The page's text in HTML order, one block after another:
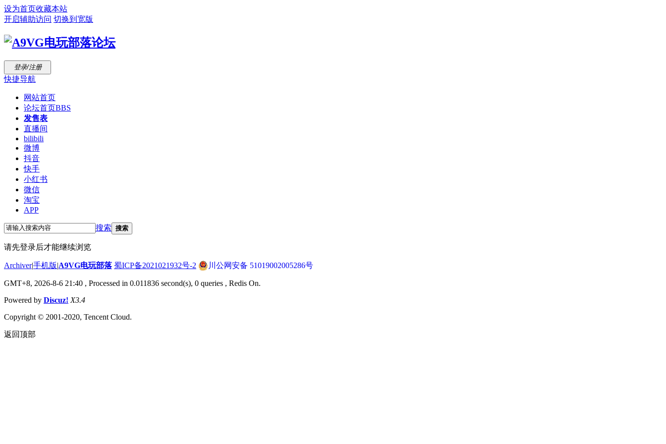
设为首页收藏本站
开启辅助访问 切换到宽版
登录/注册
快捷导航
网站首页
论坛首页BBS
发售表
直播间
bilibili
微博
抖音
快手
小红书
微信
淘宝
APP
搜索 搜索
请先登录后才能继续浏览
Archiver|手机版|A9VG电玩部落 蜀ICP备2021021932号-2 川公网安备 51019002005286号
GMT+8, 2026-8-6 21:40 , Processed in 0.011836 second(s), 0 queries , Redis On.
Powered by Discuz! X3.4
Copyright © 2001-2020, Tencent Cloud.
返回顶部